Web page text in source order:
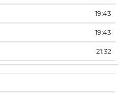
19:43
19:43
21:32